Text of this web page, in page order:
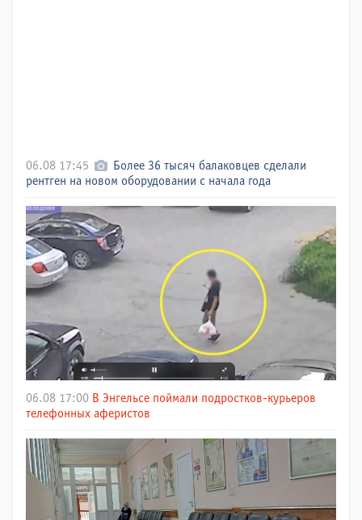
06.08 17:45
Более 36 тысяч балаковцев сделали
рентген на новом оборудовании с начала года
06.08 17:00 В Энгельсе поймали подростков-курьеров
телефонных аферистов